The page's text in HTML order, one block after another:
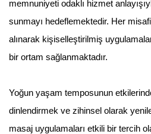
memnuniyeti odaklı hizmet
sunmayı hedeflemektedir. Her
alınarak kişiselleştirilmiş
bir ortam sağlanmaktadır.
Yoğun yaşam temposunun
dinlendirmek ve zihinsel olarak
masaj uygulamaları etkili bir tercih